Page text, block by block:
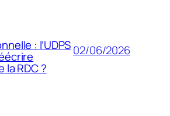
: l’UDPS
la RDC ?
02/06/2026